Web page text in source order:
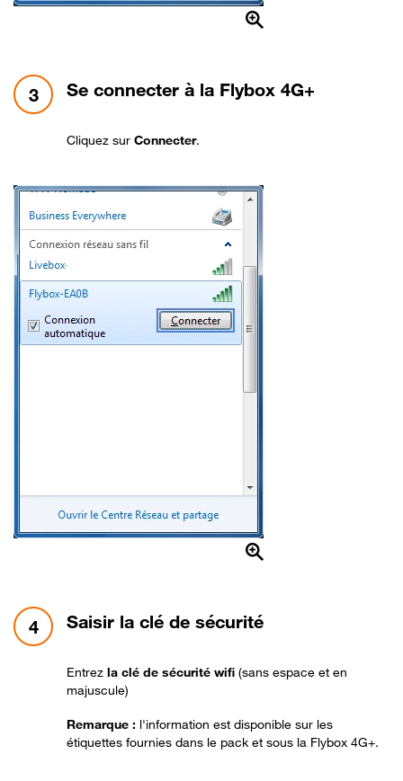
3 étape 3:
Se connecter à la Flybox 4G+
Cliquez sur Connecter.
4 étape 4:
Saisir la clé de sécurité
Entrez la clé de sécurité wifi (sans espace et en
majuscule)
Remarque : l'information est disponible sur les
étiquettes fournies dans le pack et sous la Flybox 4G+.